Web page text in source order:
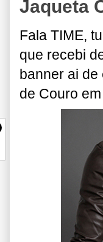
Jaqueta
Fala TIME,
que recebi
banner ai de
de Couro